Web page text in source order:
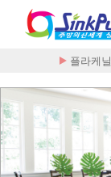
플라케